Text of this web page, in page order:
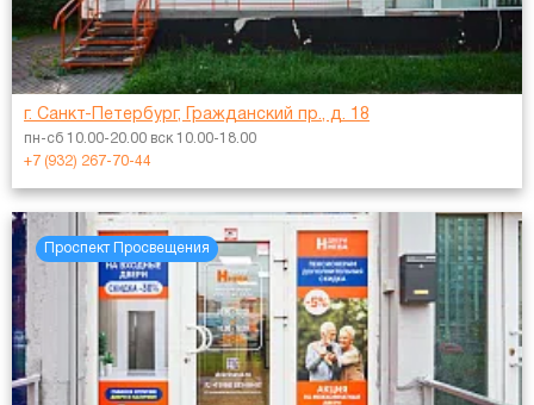
г. Санкт-Петербург, Гражданский пр., д. 18
пн-сб 10.00-20.00 вск 10.00-18.00
+7 (932) 267-70-44
Проспект Просвещения